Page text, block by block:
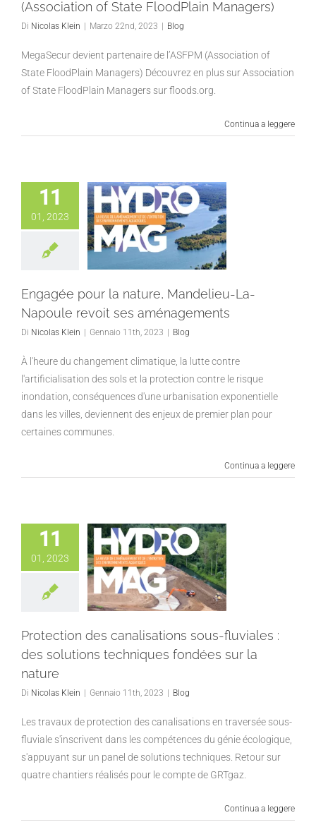
(Association of State FloodPlain Managers)
Di Nicolas Klein | Marzo 22nd, 2023 | Blog
MegaSecur devient partenaire de l’ASFPM (Association of
State FloodPlain Managers) Découvrez en plus sur Association
of State FloodPlain Managers sur floods.org.
Continua a leggere
11
01, 2023
Engagée pour la nature,
Mandelieu-La-Napoule
Engagée pour la nature, Mandelieu-La-
Napoule revoit ses aménagements
Di Nicolas Klein | Gennaio 11th, 2023 | Blog
À l'heure du changement climatique, la lutte contre
l'artificialisation des sols et la protection contre le risque
inondation, conséquences d'une urbanisation exponentielle
dans les villes, deviennent des enjeux de premier plan pour
certaines communes.
Continua a leggere
11
01, 2023
Protection des
canalisations sous-
fluviales : des solutions
techniques fondées sur la
nature
Protection des canalisations sous-fluviales :
des solutions techniques fondées sur la
nature
Di Nicolas Klein | Gennaio 11th, 2023 | Blog
Les travaux de protection des canalisations en traversée sous-
fluviale s'inscrivent dans les compétences du génie écologique,
s'appuyant sur un panel de solutions techniques. Retour sur
quatre chantiers réalisés pour le compte de GRTgaz.
Continua a leggere